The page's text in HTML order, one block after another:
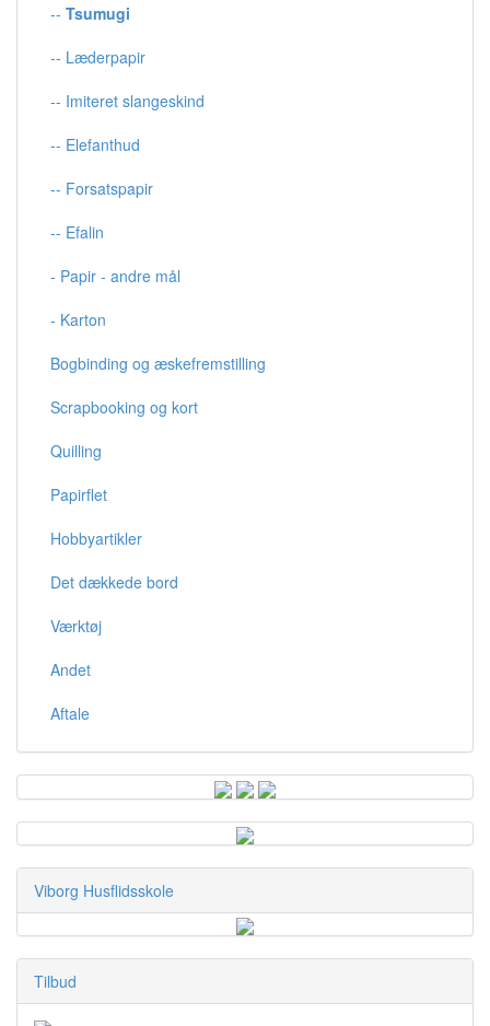
-- Tsumugi
-- Læderpapir
-- Imiteret slangeskind
-- Elefanthud
-- Forsatspapir
-- Efalin
- Papir - andre mål
- Karton
Bogbinding og æskefremstilling
Scrapbooking og kort
Quilling
Papirflet
Hobbyartikler
Det dækkede bord
Værktøj
Andet
Aftale
Viborg Husflidsskole
Tilbud